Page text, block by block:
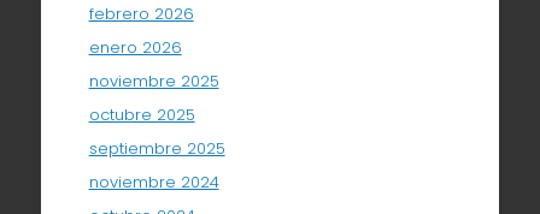
febrero 2026
enero 2026
noviembre 2025
octubre 2025
septiembre 2025
noviembre 2024